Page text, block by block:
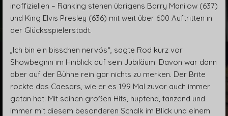
inoffiziellen – Ranking stehen übrigens Barry Manilow (637)
und King Elvis Presley (636) mit weit über 600 Auftritten in
der Glücksspielerstadt.
„Ich bin ein bisschen nervös“, sagte Rod kurz vor
Showbeginn im Hinblick auf sein Jubiläum. Davon war dann
aber auf der Bühne rein gar nichts zu merken. Der Brite
rockte das Caesars, wie er es 199 Mal zuvor auch immer
getan hat: Mit seinen großen Hits, hüpfend, tanzend und
immer mit diesem besonderen Schalk im Blick und einem